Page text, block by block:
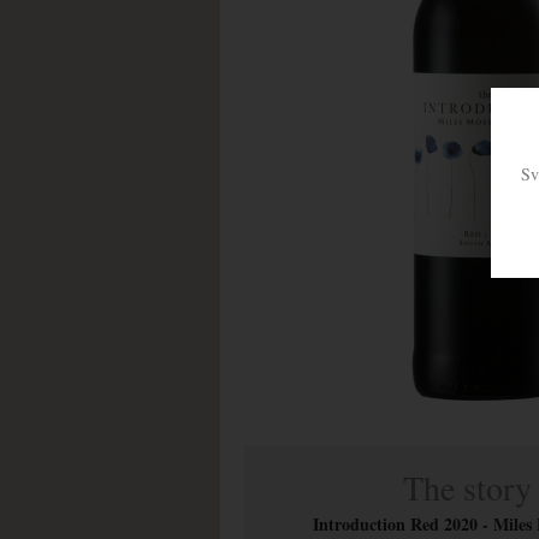
Introduction Red 2020 - Miles